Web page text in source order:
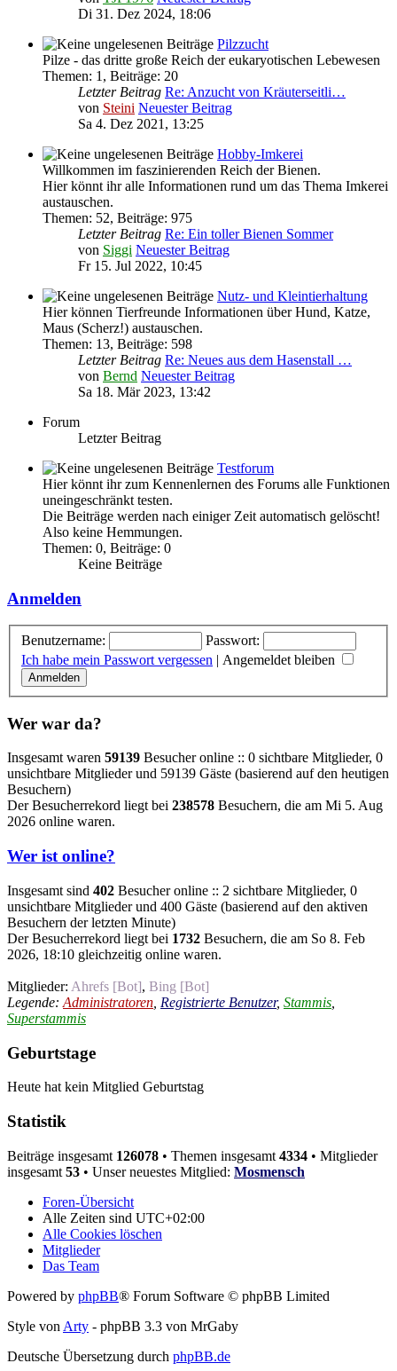
Di 31. Dez 2024, 18:06
Pilzzucht
Pilze - das dritte große Reich der eukaryotischen Lebewesen
Themen: 1 , Beiträge: 20
Letzter Beitrag Re: Anzucht von Kräuterseitli…
von Steini Neuester Beitrag
Sa 4. Dez 2021, 13:25
Hobby-Imkerei
Willkommen im faszinierenden Reich der Bienen.
Hier könnt ihr alle Informationen rund um das Thema Imkerei
austauschen.
Themen: 52, Beiträge: 975
Letzter Beitrag Re: Ein toller Bienen Sommer
von Siggi Neuester Beitrag
Fr 15. Jul 2022, 10:45
Nutz- und Kleintierhaltung
Hier können Tierfreunde Informationen über Hund, Katze,
Maus (Scherz!) austauschen.
Themen: 13, Beiträge: 598
Letzter Beitrag Re: Neues aus dem Hasenstall …
von Bernd Neuester Beitrag
Sa 18. Mär 2023, 13:42
Forum
Letzter Beitrag
Testforum
Hier könnt ihr zum Kennenlernen des Forums alle Funktionen
uneingeschränkt testen.
Die Beiträge werden nach einiger Zeit automatisch gelöscht!
Also keine Hemmungen.
Themen: 0, Beiträge: 0
Keine Beiträge
Anmelden
Benutzername:
Passwort:
Ich habe mein Passwort vergessen | Angemeldet bleiben
Wer war da?
Insgesamt waren 59139 Besucher online :: 0 sichtbare Mitglieder, 0
unsichtbare Mitglieder und 59139 Gäste (basierend auf den heutigen
Besuchern)
Der Besucherrekord liegt bei 238578 Besuchern, die am Mi 5. Aug
2026 online waren.
Wer ist online?
Insgesamt sind 402 Besucher online :: 2 sichtbare Mitglieder, 0
unsichtbare Mitglieder und 400 Gäste (basierend auf den aktiven
Besuchern der letzten Minute)
Der Besucherrekord liegt bei 1732 Besuchern, die am So 8. Feb
2026, 18:10 gleichzeitig online waren.
Mitglieder: Ahrefs [Bot], Bing [Bot]
Legende: Administratoren Registrierte Benutzer, Stammis
Superstammis
Geburtstage
Heute hat kein Mitglied Geburtstag
Statistik
Beiträge insgesamt 126078 • Themen insgesamt 4334 • Mitglieder
insgesamt 53 • Unser neuestes Mitglied: Mosmensch
Foren-Übersicht
Alle Zeiten sind UTC+02:00
Alle Cookies löschen
Mitglieder
Das Team
Powered by phpBB® Forum Software © phpBB Limited
Style von Arty - phpBB 3.3 von MrGaby
Deutsche Übersetzung durch phpBB.de